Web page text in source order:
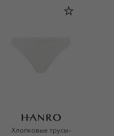
Хлопковые трусы-